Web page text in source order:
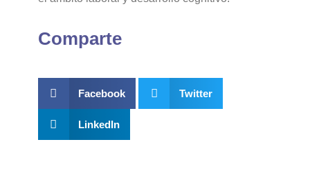
Comparte
Facebook Twitter
LinkedIn